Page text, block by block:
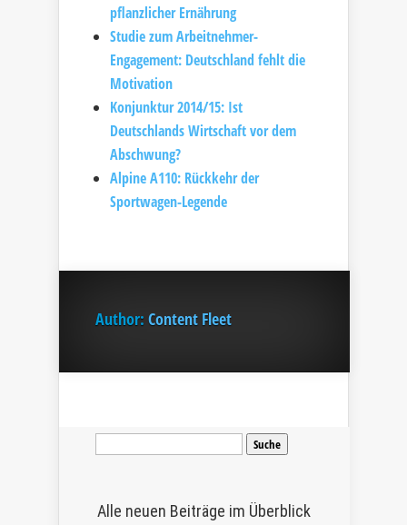
pflanzlicher Ernährung
Studie zum Arbeitnehmer-
Engagement: Deutschland fehlt die
Motivation
Konjunktur 2014/15: Ist
Deutschlands Wirtschaft vor dem
Abschwung?
Alpine A110: Rückkehr der
Sportwagen-Legende
Author: Content Fleet
Suche
Alle neuen Beiträge im Überblick